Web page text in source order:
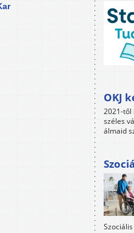
OKJ
2021-től
széles
álmaid